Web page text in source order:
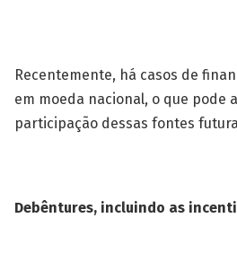
Recentemente, há casos de
em moeda nacional, o que pode
participação dessas fontes
Debêntures, incluindo as